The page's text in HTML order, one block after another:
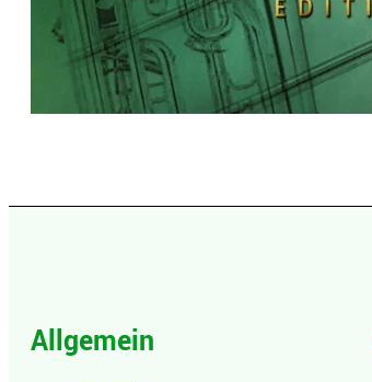
Allgemein